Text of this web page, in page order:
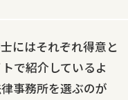
にはそれぞれ得意と
で紹介しているよ
事務所を選ぶのが